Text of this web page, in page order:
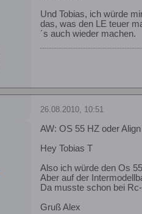
Und Tobias, ich würde
das, was den LE teuer
´s auch wieder machen.
26.08.2010, 10:51
AW: OS 55 HZ oder
Hey Tobias T
Also ich würde den Os
Aber auf der
Da musste schon bei
Gruß Alex